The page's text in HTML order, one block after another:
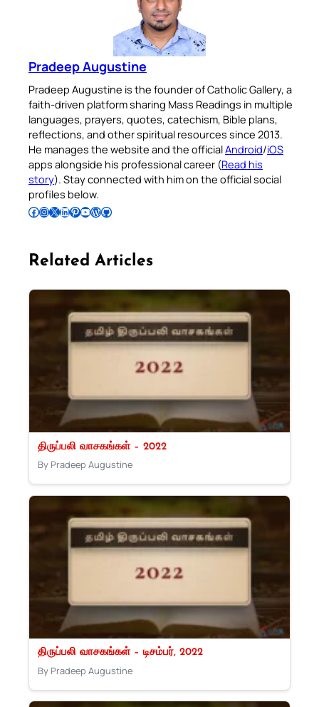
Pradeep Augustine
Pradeep Augustine is the founder of Catholic Gallery, a
faith-driven platform sharing Mass Readings in multiple
languages, prayers, quotes, catechism, Bible plans,
reflections, and other spiritual resources since 2013.
He manages the website and the officialAndroid/iOS
apps alongside his professional career (Read his
story). Stay connected with him on the official social
profiles below.
Follow Pradeep on Facebook Follow Pradeep on InstagramFollow Pradeep on X Follow Pradeep on LinkedIn Follow Pradeep on Pinterest Subscribe to Pradeep’s Youtube Channel Follow Pradeep on WordPress Follow Pradeep on GitHub
Related Articles
திருப்பலி வாசகங்கள் – 2022
By Pradeep Augustine
திருப்பலி வாசகங்கள் – டிசம்பர், 2022
By Pradeep Augustine